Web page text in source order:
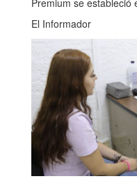
El Informador